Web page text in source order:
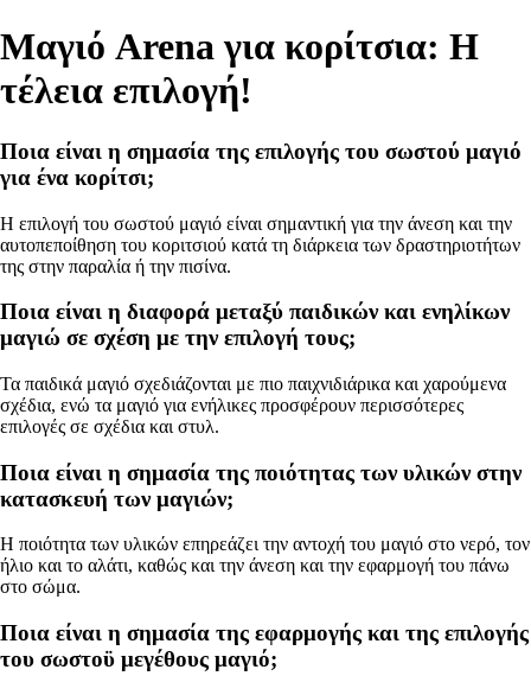
Μαγιό Arena για κορίτσια: Η
τέλεια επιλογή!
Ποια είναι η σημασία της επιλογής του σωστού μαγιό
για ένα κορίτσι;
Η επιλογή του σωστού μαγιό είναι σημαντική για την άνεση και την
αυτοπεποίθηση του κοριτσιού κατά τη διάρκεια των δραστηριοτήτων
της στην παραλία ή την πισίνα.
Ποια είναι η διαφορά μεταξύ παιδικών και ενηλίκων
μαγιώ σε σχέση με την επιλογή τους;
Τα παιδικά μαγιό σχεδιάζονται με πιο παιχνιδιάρικα και χαρούμενα
σχέδια, ενώ τα μαγιό για ενήλικες προσφέρουν περισσότερες
επιλογές σε σχέδια και στυλ.
Ποια είναι η σημασία της ποιότητας των υλικών στην
κατασκευή των μαγιών;
Η ποιότητα των υλικών επηρεάζει την αντοχή του μαγιό στο νερό, τον
ήλιο και το αλάτι, καθώς και την άνεση και την εφαρμογή του πάνω
στο σώμα.
Ποια είναι η σημασία της εφαρμογής και της επιλογής
του σωστοϋ μεγέθους μαγιό;